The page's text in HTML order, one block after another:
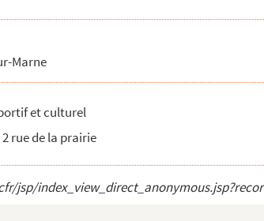
Marne
et culturel
2 rue de la prairie
jsp/